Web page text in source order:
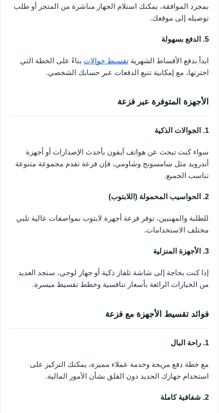
بمجرد الموافقة، يمكنك استلام الجهاز مباشرة من المتجر أو طلب
توصيله إلى موقعك.
5. الدفع بسهولة
ابدأ بدفع الأقساط الشهرية تقسيط جوالات بناءً على الخطة التي
اخترتها، مع إمكانية تتبع الدفعات عبر حسابك الشخصي.
الأجهزة المتوفرة عبر فزعة
1. الجوالات الذكية
سواء كنت تبحث عن هواتف آيفون بأحدث الإصدارات أو أجهزة
أندرويد مثل سامسونج وشاومي، فإن فزعة تقدم مجموعة متنوعة
تناسب الجميع.
2. الحواسيب المحمولة (اللابتوب)
للطلبة والمهنيين، توفر فزعة أجهزة لابتوب بمواصفات عالية تلبي
مختلف الاستخدامات.
3. الأجهزة المنزلية
إذا كنت بحاجة إلى شاشة تلفاز ذكية أو جهاز لوحي، ستجد العديد
من الخيارات الرائعة بأسعار تنافسية وخطط تقسيط ميسرة.
فوائد تقسيط الأجهزة مع فزعة
1. راحة البال
مع خطة دفع مريحة وخدمة عملاء مميزة، يمكنك التركيز على
استخدام جهازك الجديد دون القلق بشأن الأمور المالية.
2. شفافية كاملة